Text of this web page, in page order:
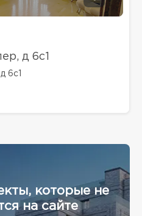
д 6с1
6с1
которые не
на сайте